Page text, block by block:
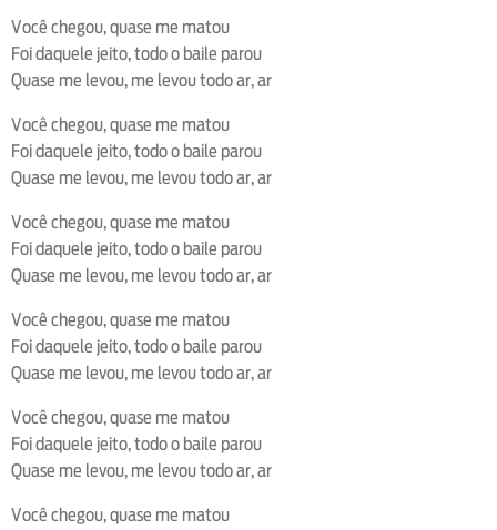
Você chegou, quase me matou
Foi daquele jeito, todo o baile parou
Quase me levou, me levou todo ar, ar
Você chegou, quase me matou
Foi daquele jeito, todo o baile parou
Quase me levou, me levou todo ar, ar
Você chegou, quase me matou
Foi daquele jeito, todo o baile parou
Quase me levou, me levou todo ar, ar
Você chegou, quase me matou
Foi daquele jeito, todo o baile parou
Quase me levou, me levou todo ar, ar
Você chegou, quase me matou
Foi daquele jeito, todo o baile parou
Quase me levou, me levou todo ar, ar
Você chegou, quase me matou